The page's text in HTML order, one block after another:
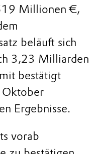
Millionen €,
beläuft sich
3,23 Milliarden
bestätigt
Oktober
Ergebnisse.
vorab